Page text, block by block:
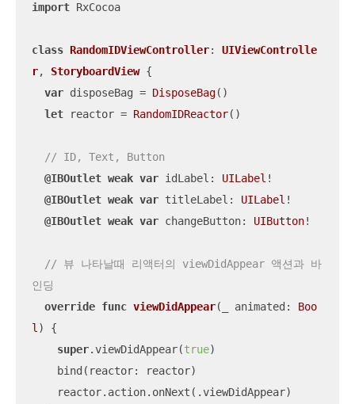
import RxCocoa
class RandomIDViewController: UIViewControlle
r, StoryboardView {
var disposeBag = DisposeBag()
let reactor = RandomIDReactor()
// ID, Text, Button
@IBOutlet weak var idLabel: UILabel !
@IBOutlet weak var titleLabel: UILabel !
@IBOutlet weak var changeButton: UIButton!
// 뷰 나타날때 리액터의 viewDidAppear 액션과 바
인딩
override func viewDidAppear( animated : Boo
l )
{
super.viewDidAppear(true)